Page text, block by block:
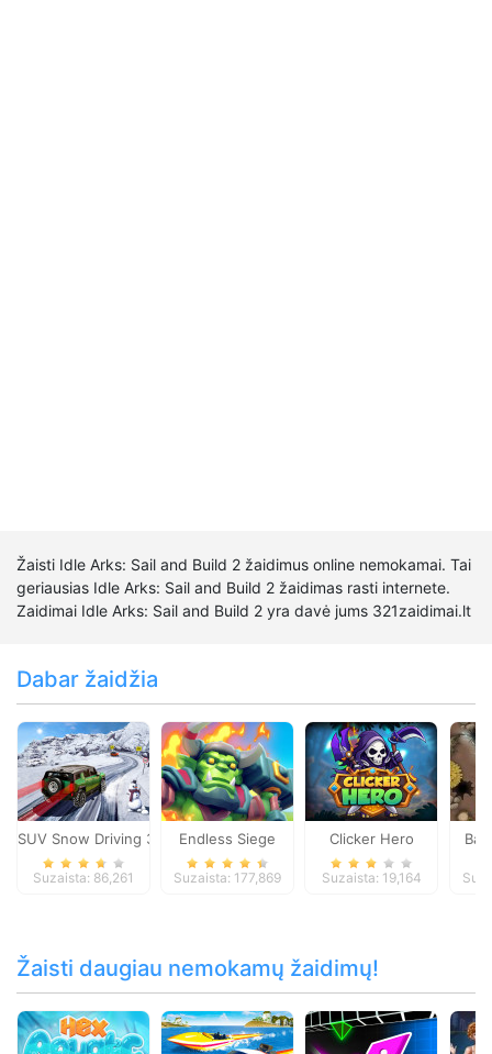
Žaisti Idle Arks: Sail and Build 2 žaidimus online nemokamai. Tai
geriausias Idle Arks: Sail and Build 2 žaidimas rasti internete.
Zaidimai Idle Arks: Sail and Build 2 yra davė jums 321zaidimai.lt
Dabar žaidžia
SUV Snow Driving 3d
Suzaista: 86,261
Endless Siege
Suzaista: 177,869
Clicker Hero
Suzaista: 19,164
Žaisti daugiau nemokamų žaidimų!